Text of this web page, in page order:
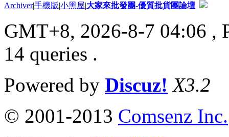
Archiver|手機版|小黑屋|大家來批發團-優質批貨團論壇
GMT+8, 2026-8-7 04:06 ,
14 queries .
Powered by Discuz! X3.2
© 2001-2013 Comsenz Inc.